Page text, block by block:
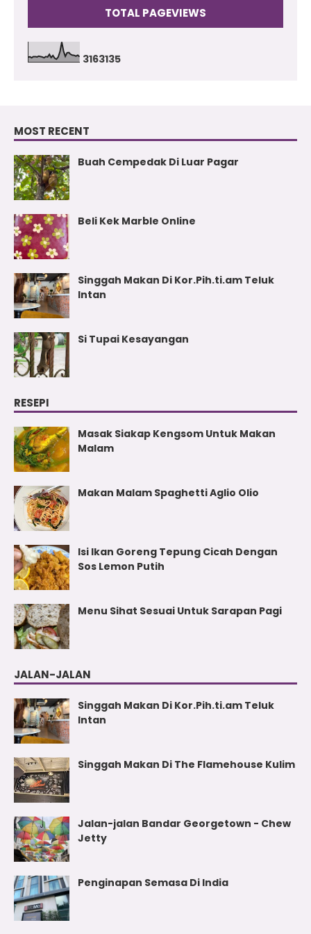
TOTAL PAGEVIEWS
3163135
MOST RECENT
Buah Cempedak Di Luar Pagar
Beli Kek Marble Online
Singgah Makan Di Kor.Pih.ti.am Teluk
Intan
Si Tupai Kesayangan
RESEPI
Masak Siakap Kengsom Untuk Makan
Malam
Makan Malam Spaghetti Aglio Olio
Isi Ikan Goreng Tepung Cicah Dengan
Sos Lemon Putih
Menu Sihat Sesuai Untuk Sarapan Pagi
JALAN-JALAN
Singgah Makan Di Kor.Pih.ti.am Teluk
Intan
Singgah Makan Di The Flamehouse Kulim
Jalan-jalan Bandar Georgetown - Chew
Jetty
Penginapan Semasa Di India